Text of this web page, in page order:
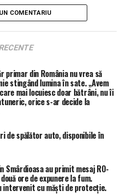
COMENTARIU
primar din România nu vrea să
stingând lumina în sate. „Avem
mai locuiesc doar bătrâni, nu îi
orice s-ar decide la
de spălător auto, disponibile în
Smârdioasa au primit mesaj RO-
două ore de expunere la fum.
intervenit cu măști de protecție.